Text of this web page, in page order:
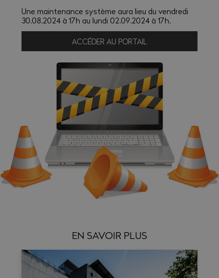
Une maintenance système aura lieu du vendredi
30.08.2024 à 17h au lundi 02.09.2024 à 17h.
ACCÉDER AU PORTAIL
EN SAVOIR PLUS